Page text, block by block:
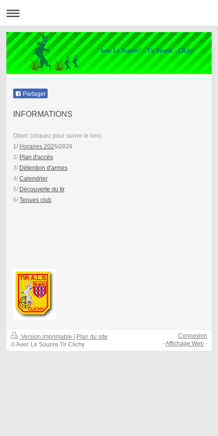
"Avec Le Sourire" - Tir Sportif - Clichy
Partager
INFORMATIONS
Objet: (cliquez pour suivre le lien)
1/ Horaires 2025/2026
2/ Plan d'accès
3/ Détention d'armes
4/ Calendrier
5/ Découverte du tir
6/ Tenues club
Version imprimable
Plan du site
© Avec Le Sourire Tir Clichy
Connexion
-Affichage Web -